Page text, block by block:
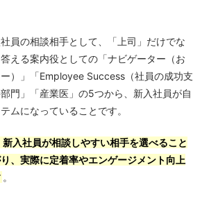
員の相談相手として、「上司」だけでな
える案内役としての「ナビゲーター（お
）」「Employee Success（社員の成功支
門」「産業医」の5つから、新入社員が自
ムになっていることです。
入社員が相談しやすい相手を選べること
、実際に定着率やエンゲージメント向上
。